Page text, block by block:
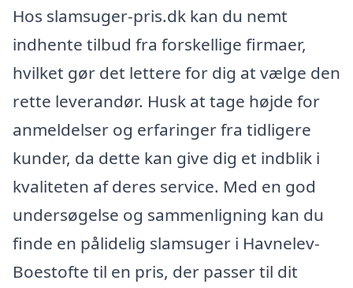
Hos slamsuger-pris.dk kan du nemt
indhente tilbud fra forskellige firmaer,
hvilket gør det lettere for dig at vælge den
rette leverandør. Husk at tage højde for
anmeldelser og erfaringer fra tidligere
kunder, da dette kan give dig et indblik i
kvaliteten af deres service. Med en god
undersøgelse og sammenligning kan du
finde en pålidelig slamsuger i Havnelev-
Boestofte til en pris, der passer til dit